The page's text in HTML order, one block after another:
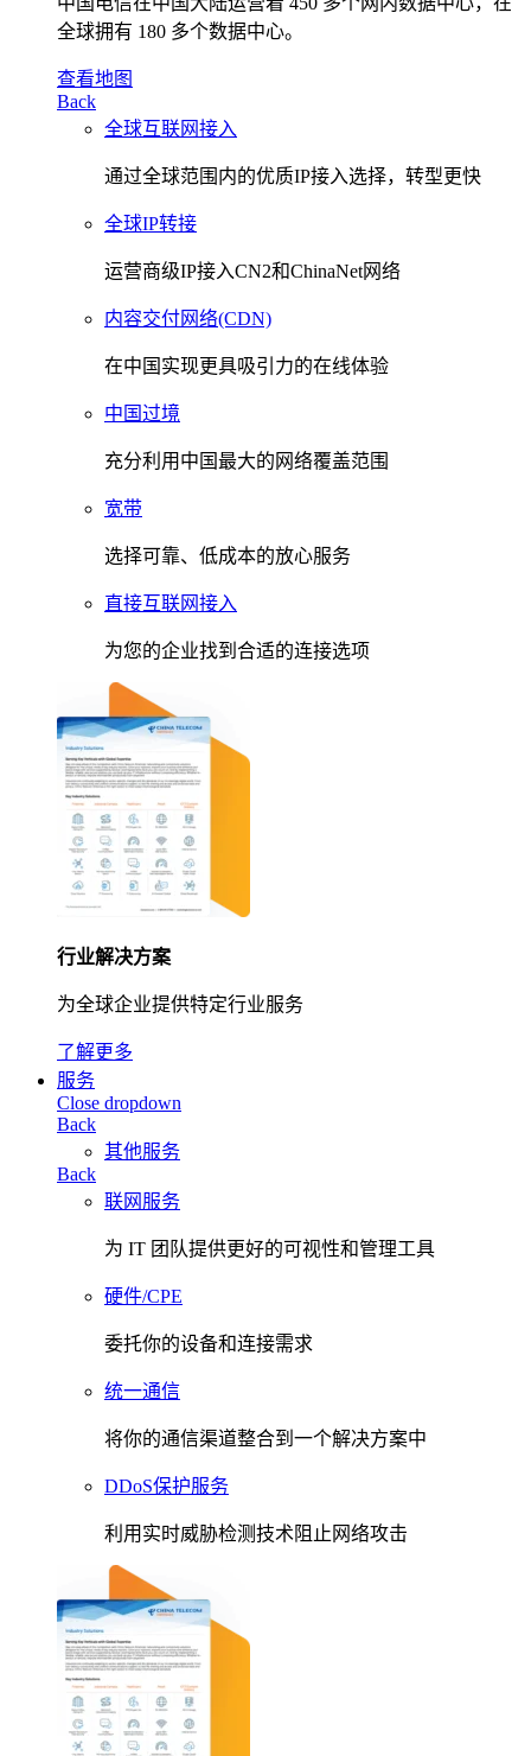
全球拥有 180 多个数据中心。
查看地图
Back
全球互联网接入
通过全球范围内的优质IP接入选择，转型更快
全球IP转接
运营商级IP接入CN2和ChinaNet网络
内容交付网络(CDN)
在中国实现更具吸引力的在线体验
中国过境
充分利用中国最大的网络覆盖范围
宽带
选择可靠、低成本的放心服务
直接互联网接入
为您的企业找到合适的连接选项
行业解决方案
为全球企业提供特定行业服务
了解更多
服务
Close dropdown
Back
其他服务
Back
联网服务
为 IT 团队提供更好的可视性和管理工具
硬件/CPE
委托你的设备和连接需求
统一通信
将你的通信渠道整合到一个解决方案中
DDoS保护服务
利用实时威胁检测技术阻止网络攻击